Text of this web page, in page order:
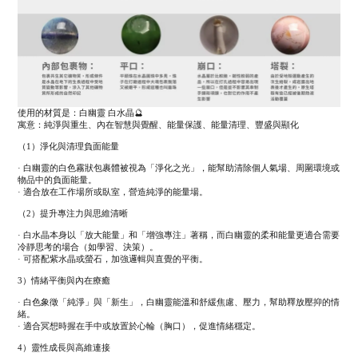
使用的材質是：白幽靈 白水晶🔮
寓意：純淨與重生、內在智慧與覺醒、能量保護、能量清理、豐盛與顯化
（1）淨化與清理負面能量
· 白幽靈的白色霧狀包裹體被視為「淨化之光」，能幫助清除個人氣場、周圍環境或
物品中的負面能量。
· 適合放在工作場所或臥室，營造純淨的能量場。
（2）提升專注力與思維清晰
· 白水晶本身以「放大能量」和「增強專注」著稱，而白幽靈的柔和能量更適合需要
冷靜思考的場合（如學習、決策）。
· 可搭配紫水晶或螢石，加強邏輯與直覺的平衡。
3）情緒平衡與內在療癒
· 白色象徵「純淨」與「新生」，白幽靈能溫和舒緩焦慮、壓力，幫助釋放壓抑的情
緒。
· 適合冥想時握在手中或放置於心輪（胸口），促進情緒穩定。
4）靈性成長與高維連接